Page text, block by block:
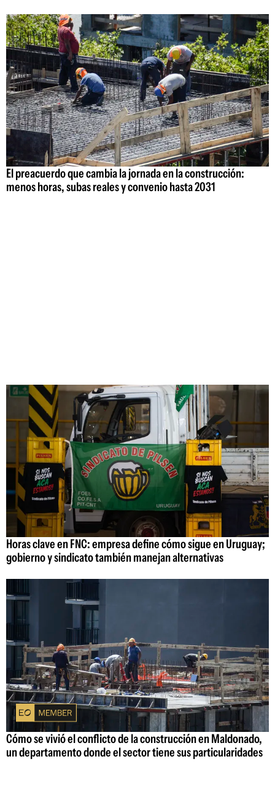
El preacuerdo que cambia la jornada en la construcción:
menos horas, subas reales y convenio hasta 2031
Horas clave en FNC: empresa define cómo sigue en Uruguay;
gobierno y sindicato también manejan alternativas
Cómo se vivió el conflicto de la construcción en Maldonado,
un departamento donde el sector tiene sus particularidades